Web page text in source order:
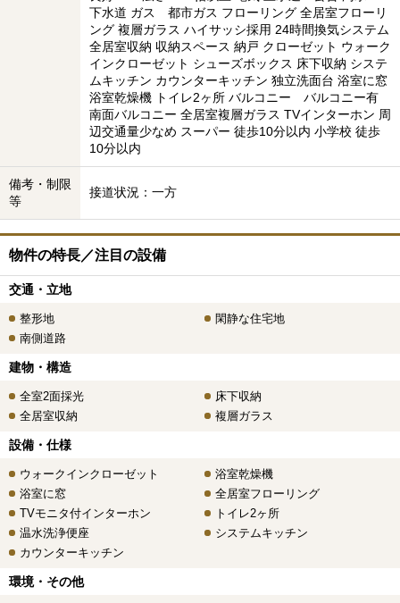
下水道 ガス 都市ガス フローリング 全居室フローリ
ング 複層ガラス ハイサッシ採用 24時間換気システム
全居室収納 収納スペース 納戸 クローゼット ウォーク
インクローゼット シューズボックス 床下収納 システ
ムキッチン カウンターキッチン 独立洗面台 浴室に窓
浴室乾燥機 トイレ2ヶ所 バルコニー バルコニー有
南面バルコニー 全居室複層ガラス TVインターホン 周
辺交通量少なめ スーパー 徒歩10分以内 小学校 徒歩
10分以内
備考・制限
等
接道状況：一方
物件の特長／注目の設備
交通・立地
整形地
閑静な住宅地
南側道路
建物・構造
全室2面採光
床下収納
全居室収納
複層ガラス
設備・仕様
ウォークインクローゼット
浴室乾燥機
浴室に窓
全居室フローリング
TVモニタ付インターホン
トイレ2ヶ所
温水洗浄便座
システムキッチン
カウンターキッチン
環境・その他